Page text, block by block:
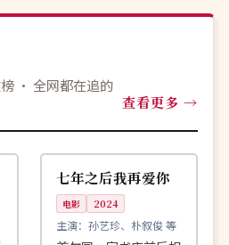
· 全网都在追的
查看更多
韩国
99:48
七年之后我再爱你
电影 2024
主演： 孙艺珍、朴叙俊 等